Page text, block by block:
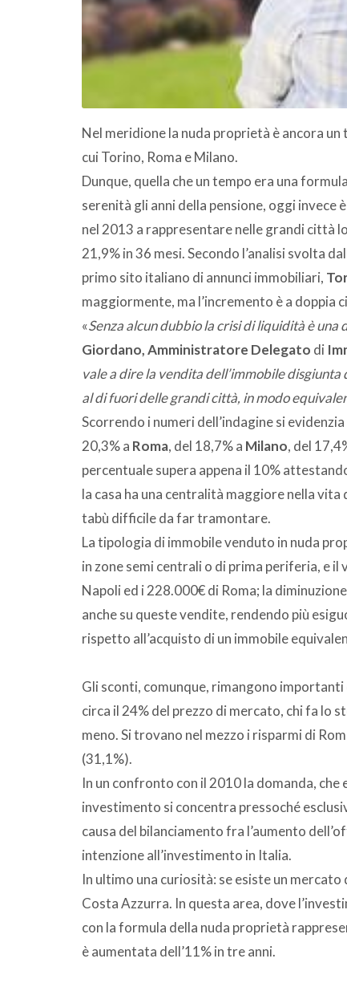
Nel meridione la nuda proprietà è ancora
cui Torino, Roma e Milano.
Dunque, quella che un tempo era una
serenità gli anni della pensione, oggi
nel 2013 a rappresentare nelle grandi città lo
21,9% in 36 mesi. Secondo l’analisi svolta
primo sito italiano di annunci immobiliari,
maggiormente, ma l’incremento è a doppia
«Senza alcun dubbio la crisi di liquidità è
Giordano, Amministratore Delegato di
vale a dire la vendita dell’immobile
al di fuori delle grandi città, in modo
Scorrendo i numeri dell’indagine si
20,3% a Roma, del 18,7% a Milano, del
percentuale supera appena il 10%
la casa ha una centralità maggiore nella
tabù difficile da far tramontare.
La tipologia di immobile venduto in nuda
in zone semi centrali o di prima periferia, e
Napoli ed i 228.000€ di Roma; la
anche su queste vendite, rendendo più
rispetto all’acquisto di un immobile
Gli sconti, comunque, rimangono
circa il 24% del prezzo di mercato, chi fa lo
meno. Si trovano nel mezzo i risparmi di
(31,1%).
In un confronto con il 2010 la domanda,
investimento si concentra pressoché
causa del bilanciamento fra l’aumento
intenzione all’investimento in Italia.
In ultimo una curiosità: se esiste un
Costa Azzurra. In questa area, dove
con la formula della nuda proprietà
è aumentata dell’11% in tre anni.